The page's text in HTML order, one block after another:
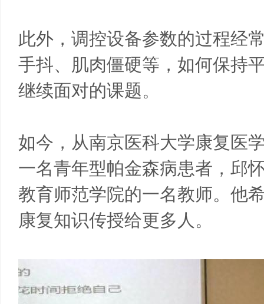
此外，调控设备参数的过程经
手抖、肌肉僵硬等，如何保持
继续面对的课题。
如今，从南京医科大学康复医
一名青年型帕金森病患者，邱
教育师范学院的一名教师。他
康复知识传授给更多人。